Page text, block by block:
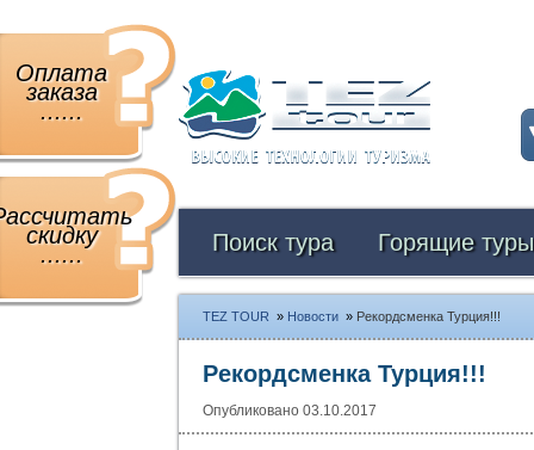
Оплата
заказа
......
скидку
...... Поиск тура Горящие туры
TEZ TOUR » Новости » Рекордсменка Турция!!!
Рекордсменка Турция!!!
Опубликовано 03.10.2017